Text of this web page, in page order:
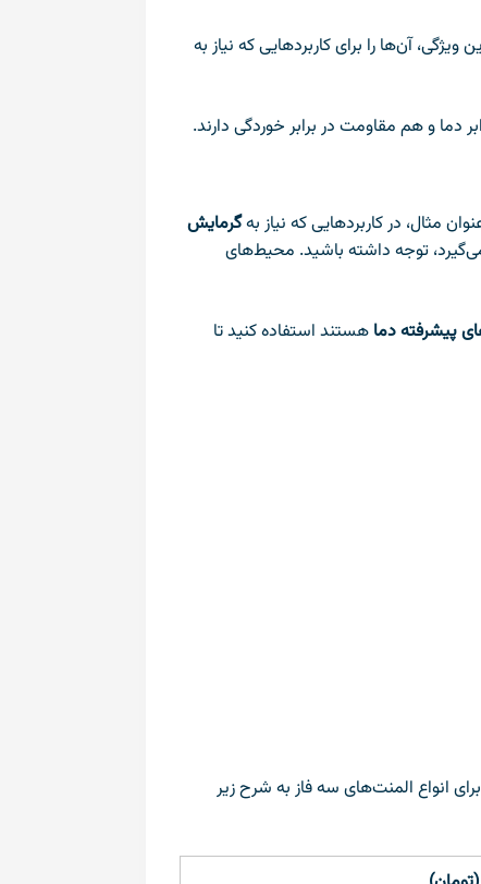
درجه سانتی‌گراد تا ۱۲۰۰ درجه و بیشتر متغیر است. این ویژگی، آن‌ها را برای کاربردهایی که نیاز به
دما و هم مقاومت در برابر خوردگی دارند.
مثال، در کاربردهایی که نیاز بهگرمایش
توجه داشته باشید. محیط‌های
پیشرفته دما هستند استفاده کنید تا
جنس، توان و مشخصات فنی بستگی دارد. در مهر ۱۴۰۳، قیمت‌های تخمینی برای انواع المنت‌های سه فاز به شرح زیر